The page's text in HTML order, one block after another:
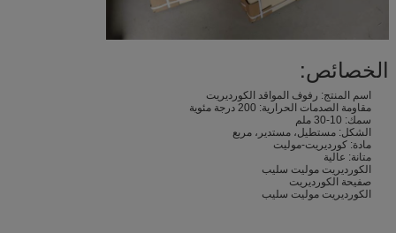
الخصائص:
اسم المنتج: رفوف المواقد الكورديريت
مقاومة الصدمات الحرارية: 200 درجة مئوية
سمك: 10-30 ملم
الشكل: مستطيل، مستدير، مربع
مادة: كورديريت-موليت
متانة: عالية
الكورديريت موليت سليب
صفيحة الكورديريت
الكورديريت موليت سليب